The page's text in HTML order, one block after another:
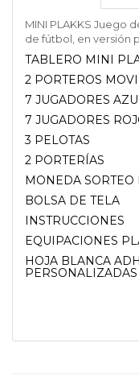
MINI PLAKKS Juego
de fútbol, en versión
TABLERO MINI
2 PORTEROS
7 JUGADORES
7 JUGADORES
3 PELOTAS
2 PORTERÍAS
MONEDA SORTEO
BOLSA DE TELA
INSTRUCCIONES
EQUIPACIONES
HOJA BLANCA
PERSONALIZADAS